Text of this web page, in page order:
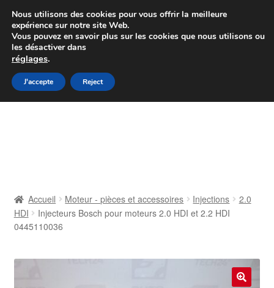
Colissimo livraison à partir de 7 EUR
Du lundi au vendredi de 9 h à 16 h
Aller
à
Aller
au
Contact
Accueil Moteur - pièces et accessoires Injections
2.0
HDI
Injecteurs Bosch pour moteurs 2.0 HDI et 2.2 HDI
0445110036
Nous utilisons des cookies pour vous offrir la meilleure
expérience sur notre site Web.
Vous pouvez en savoir plus sur les cookies que nous utilisons ou
les désactiver dans
réglages.
J'accepte Reject